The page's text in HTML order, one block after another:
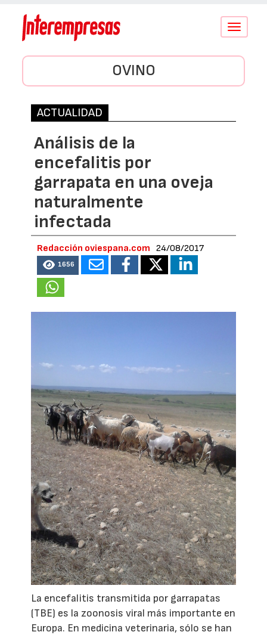
Conmutar
OVINO
ACTUALIDAD
Análisis de la
encefalitis por
garrapata en una oveja
naturalmente
infectada
Redacción oviespana.com 24/08/2017
1656
La encefalitis transmitida por garrapatas
(TBE) es la zoonosis viral más importante en
Europa. En medicina veterinaria, sólo se han